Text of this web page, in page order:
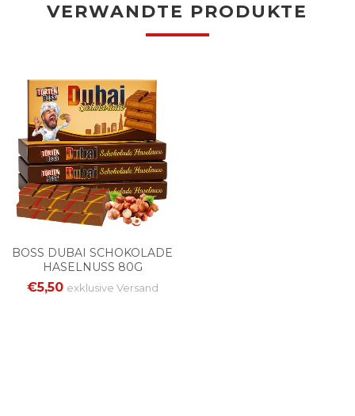
VERWANDTE PRODUKTE
BOSS DUBAI SCHOKOLADE
HASELNUSS 80G
€5,50 exklusive Versand